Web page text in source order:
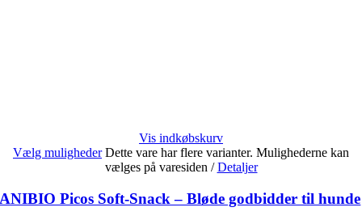
Vis indkøbskurv
Vælg muligheder Dette vare har flere varianter. Mulighederne kan
vælges på varesiden / Detaljer
ANIBIO Picos Soft-Snack – Bløde godbidder til hunde